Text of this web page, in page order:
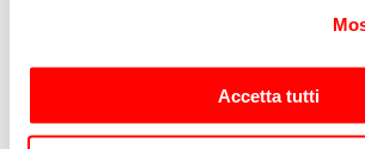
modificare o revocare il proprio
momento dalla Dichiarazione sui
sull'icona di attivazione della privacy.
Accetta tutti
我声明，我同意Sirman为分析目的处
不